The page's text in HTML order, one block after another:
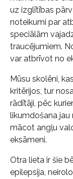
uz izglītības
noteikumi par
speciālām
traucējumiem.
var atbrīvot no
Mūsu skolēni,
kritērijos, tur
rādītāji, pēc
likumdošana jau
mācot angļu
eksāmeni.
Otra lieta ir šie
epilepsija,